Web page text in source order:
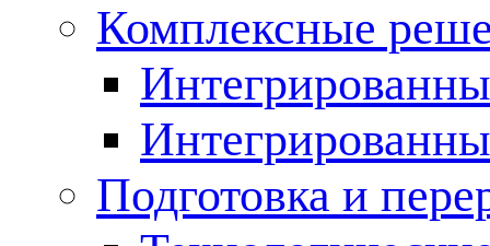
Комплексные
Подготовка и